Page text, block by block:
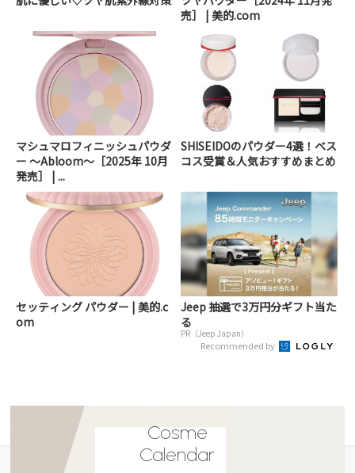
売］ | 美的.com
マシュマロフィニッシュパウダ
ー ～Abloom～［2025年 10月
発売］ | ...
SHISEIDOのパウダー4選！ベス
コス受賞＆人気おすすめまとめ
セッティング パウダー | 美的.c
om
Jeep 抽選で3万円分ギフト当た
る
PR（Jeep Japan）
Recommended by
Cosme
Calendar